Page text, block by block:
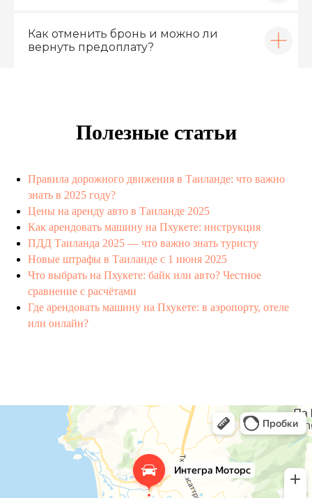
Как отменить бронь и можно ли
вернуть предоплату?
Полезные статьи
Правила дорожного движения в Таиланде: что важно
знать в 2025 году?
Цены на аренду авто в Таиланде 2025
Как арендовать машину на Пхукете: инструкция
ПДД Таиланда 2025 — что важно знать туристу
Новые штрафы в Таиланде с 1 июня 2025
Что выбрать на Пхукете: байк или авто? Честное
сравнение с расчётами
Где арендовать машину на Пхукете: в аэропорту, отеле
или онлайн?